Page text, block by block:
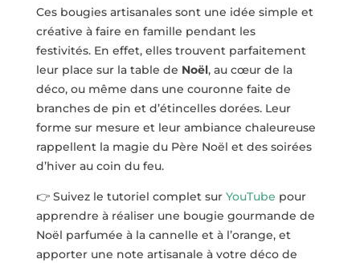
Ces bougies artisanales sont une idée simple et
créative à faire en famille pendant les
festivités. En effet, elles trouvent parfaitement
leur place sur la table de Noël, au cœur de la
déco, ou même dans une couronne faite de
branches de pin et d’étincelles dorées. Leur
forme sur mesure et leur ambiance chaleureuse
rappellent la magie du Père Noël et des soirées
d’hiver au coin du feu.
👉Suivez le tutoriel complet surYouTube pour
apprendre à réaliser une bougie gourmande de
Noël parfumée à la cannelle et à l’orange, et
apporter une note artisanale à votre déco de